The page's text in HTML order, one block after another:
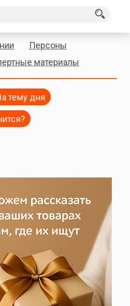
Персоны
материалы
тему дня